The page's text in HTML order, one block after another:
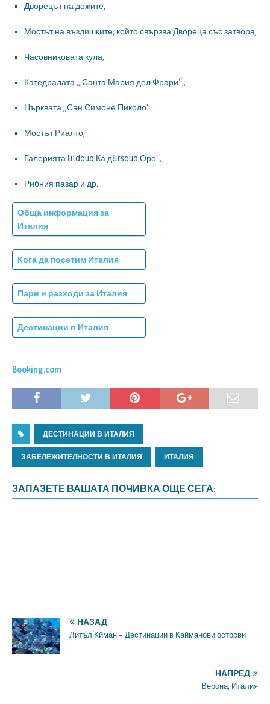
Дворецът на дожите,
Мостът на въздишките, който свързва Двореца със затвора,
Часовниковата кула,
Катедралата „,Санта Мария дел Фрари“,,
Църквата „Сан Симоне Пиколо“
Мостът Риалто,
Галерията &ldquo,Ка д&rsquo,Оро“,
Рибния пазар и др.
Обща информация за
Италия
Кога да посетим Италия
Пари и разходи за Италия
Дестинации в Италия
Booking.com
ДЕСТИНАЦИИ В ИТАЛИЯ
ЗАБЕЛЕЖИТЕЛНОСТИ В ИТАЛИЯ ИТАЛИЯ
ЗАПАЗЕТЕ ВАШАТА ПОЧИВКА ОЩЕ СЕГА:
НАЗАД
Литъл Кйман – Дестинации в Кайманови острови
НАПРЕД
Верона, Италия